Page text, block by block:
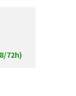
72h)